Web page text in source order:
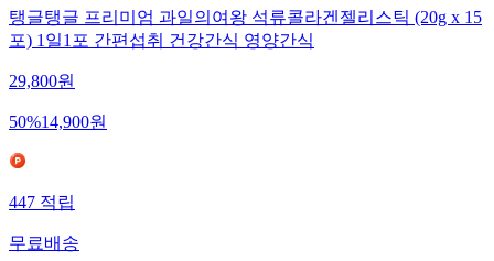
탱글탱글 프리미엄 과일의여왕 석류콜라겐젤리스틱 (20g x 15
포) 1일1포 간편섭취 건강간식 영양간식
29,800원
50%14,900원
447적립
무료배송